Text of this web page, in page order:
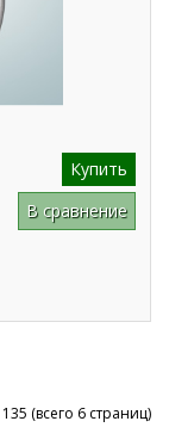
Купить
В сравнение
135 (всего 6 страниц)